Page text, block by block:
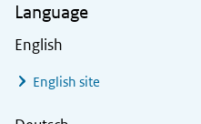
Language
English
English site